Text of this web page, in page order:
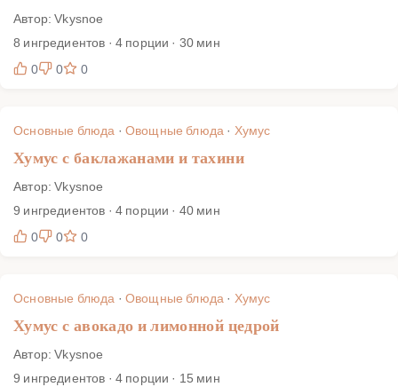
Автор: Vkysnoe
8 ингредиентов · 4 порции · 30 мин
0
0 0
Основные блюда · Овощные блюда · Хумус
Хумус с баклажанами и тахини
Автор: Vkysnoe
9 ингредиентов · 4 порции · 40 мин
0
0 0
Основные блюда · Овощные блюда · Хумус
Хумус с авокадо и лимонной цедрой
Автор: Vkysnoe
9 ингредиентов · 4 порции · 15 мин